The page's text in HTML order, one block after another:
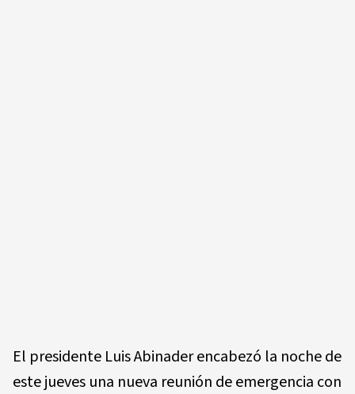
El presidente Luis Abinader encabezó la noche de
este jueves una nueva reunión de emergencia con